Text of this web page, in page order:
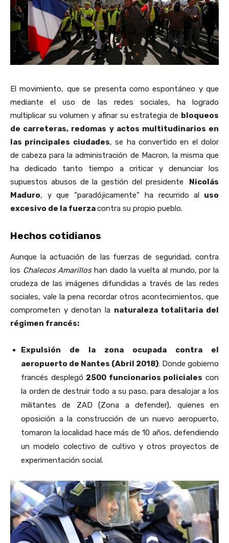
El movimiento, que se presenta como espontáneo y que
mediante el uso de las redes sociales, ha logrado
multiplicar su volumen y afinar su estrategia de bloqueos
de carreteras, redomas y actos multitudinarios en
las principales ciudades, se ha convertido en el dolor
de cabeza para la administración de Macron, la misma que
ha dedicado tanto tiempo a criticar y denunciar los
supuestos abusos de la gestión del presidente Nicolás
Maduro, y que “paradójicamente” ha recurrido al uso
excesivo de la fuerzacontra su propio pueblo.
Hechos cotidianos
Aunque la actuación de las fuerzas de seguridad, contra
los Chalecos Amarilloshan dado la vuelta al mundo, por la
crudeza de las imágenes difundidas a través de las redes
sociales, vale la pena recordar otros acontecimientos, que
comprometen y denotan la naturaleza totalitaria del
régimen francés:
Expulsión de la zona ocupada contra el
aeropuerto de Nantes (Abril 2018): Donde gobierno
francés desplegó 2500 funcionarios policiales con
la orden de destruir todo a su paso, para desalojar a los
militantes de ZAD (Zona a defender), quienes en
oposición a la construcción de un nuevo aeropuerto,
tomaron la localidad hace más de 10 años, defendiendo
un modelo colectivo de cultivo y otros proyectos de
experimentación social.